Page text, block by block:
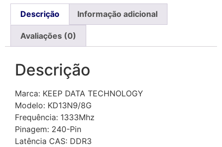
Descrição Informação adicional
Avaliações (0)
Descrição
Marca: KEEP DATA TECHNOLOGY
Modelo: KD13N9/8G
Frequência: 1333Mhz
Pinagem: 240-Pin
Latência CAS: DDR3